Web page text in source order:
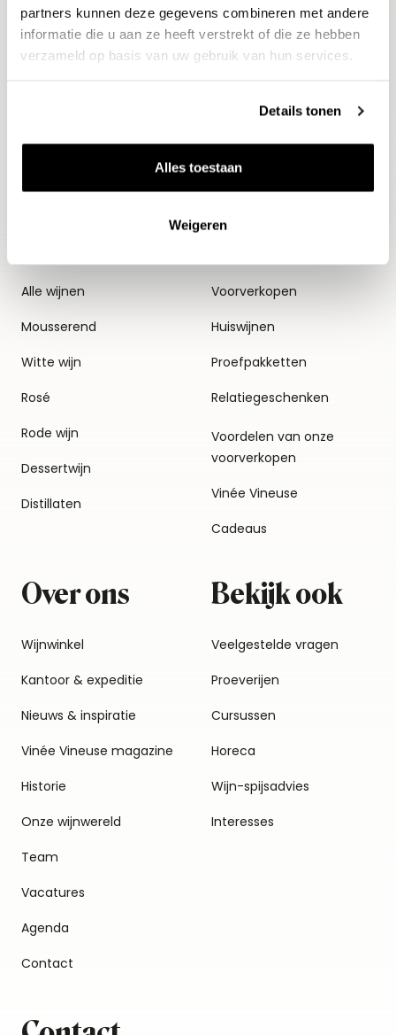
partners kunnen deze gegevens combineren met andere
informatie die u aan ze heeft verstrekt of die ze hebben
verzameld op basis van uw gebruik van hun services.
Details tonen
Alles toestaan
Weigeren
Aanmelden
Alle wijnen
Mousserend
Witte wijn
Rosé
Rode wijn
Dessertwijn
Distillaten
Thema's
Voorverkopen
Huiswijnen
Proefpakketten
Relatiegeschenken
Voordelen van onze
voorverkopen
Vinée Vineuse
Cadeaus
Over ons
Wijnwinkel
Kantoor & expeditie
Nieuws & inspiratie
Vinée Vineuse magazine
Historie
Onze wijnwereld
Team
Vacatures
Agenda
Contact
Bekijk ook
Veelgestelde vragen
Proeverijen
Cursussen
Horeca
Wijn-spijsadvies
Interesses